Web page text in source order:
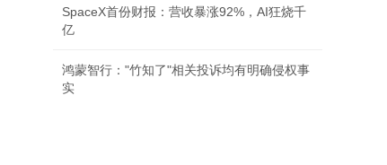
SpaceX首份财报：营收暴涨92%，AI狂烧千
亿
鸿蒙智行："竹知了"相关投诉均有明确侵权事
实